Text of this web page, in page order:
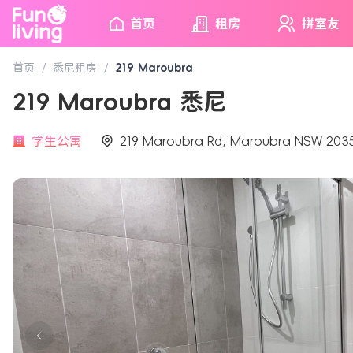
首页 租房 拼室友
首页 / 悉尼租房 / 219 Maroubra
219 Maroubra 悉尼
学生公寓 219 Maroubra Rd, Maroubra NSW